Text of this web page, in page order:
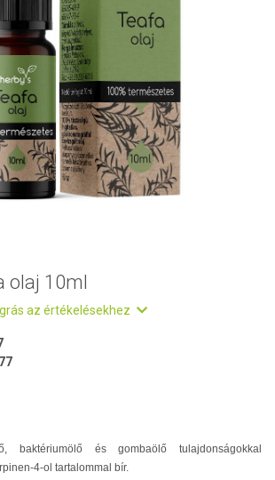
olaj 10ml
az értékelésekhez
baktériumölő és gombaölő tulajdonságokkal
4-ol tartalommal bír.